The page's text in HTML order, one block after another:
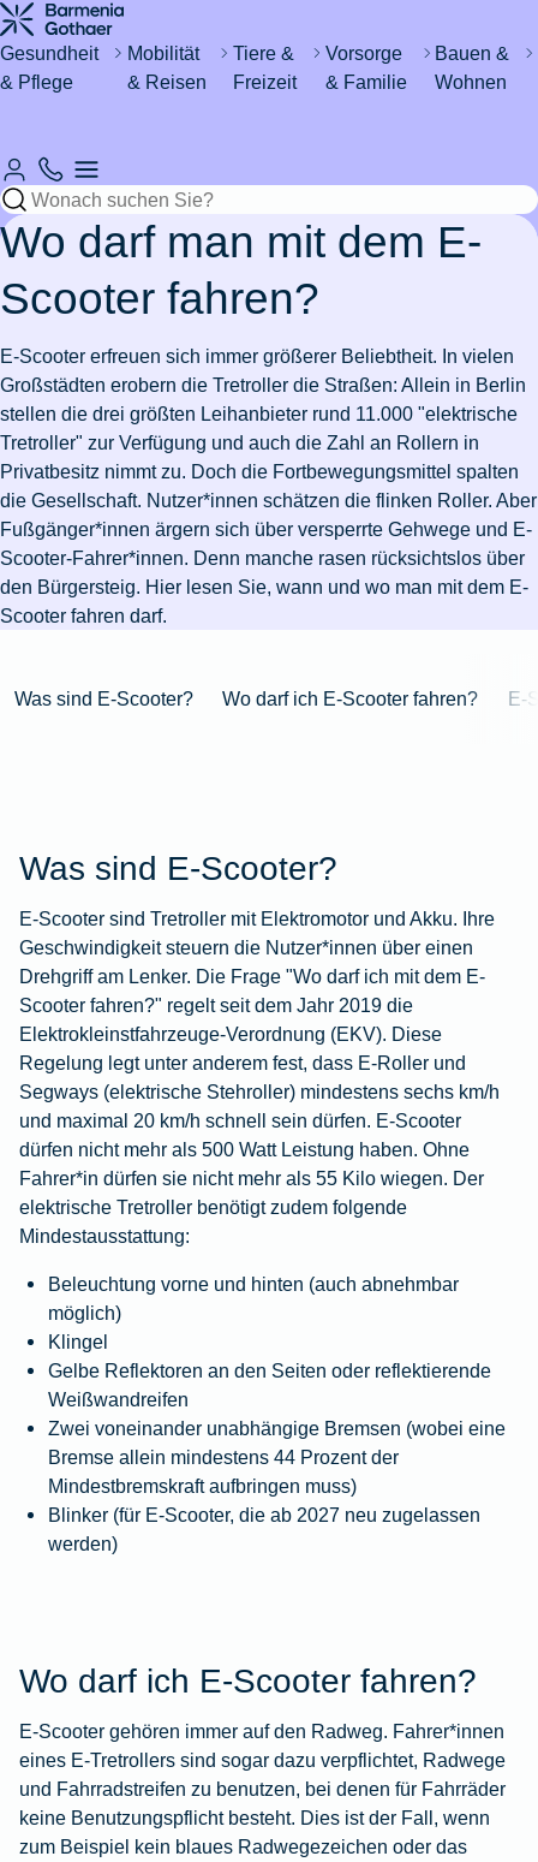
Gesundheit
& Pflege
Gesundheit
Mückenstiche
vermeiden
Burnout
Zur
Artikelübersicht
Lohnt
sich eine
Zahnzusatzversicherung?
7
Gründe
für
Zahnschmerzen
Wurzelbehandlung
Kieferorthopädie
Zur
Rund um's
Krankenhaus
Einzelzimmer
Krankenhaus
Rooming-
In
Zusatzversicherung
für's
Krankenhaus
Pflege
Pflegeantrag
Pflegegrad
Zur
Artikelübersicht
Fitness
Eisenmangel
Gesunde
Ernährung
im
Mobilität
& Reisen
&
Urlaub
Resturlaub
Skiurlaub
planen
Urlaub
mit
Kindern
Zur
Artikelübersicht
Automobil
eVB-
Nummer
Schadenfreiheitsklasse
Wo darf
man E-
Scooter
fahren?
Autoschutzbrief
Zur
Artikelübersicht
International
& Ausland
Leben
arbeiten
in der
Schweiz
Auswandern
in die
Niederlande
KFZ-
Ausland
Tiere &
Freizeit
Katze
Katzenschnupfen
bei
Wurmkur
bei
Katzen
Leukose
bei
Katzen
Mein
Hund
hat
Schokolade
Wie
alt
werden
Hunde?
Kastration
beim
Hund
beim
Artikelübersicht
Pferd
Fieber
Pferd
Zahnbehandlung
beim
Pferd
Pferdesprache
Insektenschutz
Gelände
Zur
Artikelübersicht
&
Drohnen
Bootsführerschein
Ehrenamt
Jagd
mieten
Vorsorge
& Familie
um's
Kind
Babys
Erstickungsgefahr
bei
Babys
Diabetes
bei
Kindern
Kindersicherheit
im
Herbst
Versicherungen
Sicher
Versicherungen
für
Azubis
für
Studierende
Versicherungen
für
Paare
Versicherungen
für
Versicherungen
Artikelübersicht
Bauen &
Wohnen
Haus &
Wohnen
was tun?
Wespennest
entfernen
Zur
Artikelübersicht
Rund um
Rohrverstopfung
ausgelaufen
Schlüssel
verloren
Zur
Artikelübersicht
Sicheres
Zuhause
Wertgegenstände
Zur
Artikelübersicht
Versicherungen
Wohngebäudeversicherung
von der
Steuer
absetzen
Versicherungsschutz
bei
Modernisierung
Artikelübersicht
Wo darf man mit dem E-
Scooter fahren?
E-Scooter erfreuen sich immer größerer Beliebtheit. In vielen
Großstädten erobern die Tretroller die Straßen: Allein in Berlin
stellen die drei größten Leihanbieter rund 11.000 "elektrische
Tretroller" zur Verfügung und auch die Zahl an Rollern in
Privatbesitz nimmt zu. Doch die Fortbewegungsmittel spalten
die Gesellschaft. Nutzer*innen schätzen die flinken Roller. Aber
Fußgänger*innen ärgern sich über versperrte Gehwege und E-
Scooter-Fahrer*innen. Denn manche rasen rücksichtslos über
den Bürgersteig. Hier lesen Sie, wann und wo man mit dem E-
Scooter fahren darf.
Was sind E-Scooter? Wo darf ich E-Scooter fahren? E-
Was sind E-Scooter?
E-Scooter sind Tretroller mit Elektromotor und Akku. Ihre
Geschwindigkeit steuern die Nutzer*innen über einen
Drehgriff am Lenker. Die Frage "Wo darf ich mit dem E-
Scooter fahren?" regelt seit dem Jahr 2019 die
Elektrokleinstfahrzeuge-Verordnung (EKV). Diese
Regelung legt unter anderem fest, dass E-Roller und
Segways (elektrische Stehroller) mindestens sechs km/h
und maximal 20 km/h schnell sein dürfen. E-Scooter
dürfen nicht mehr als 500 Watt Leistung haben. Ohne
Fahrer*in dürfen sie nicht mehr als 55 Kilo wiegen. Der
elektrische Tretroller benötigt zudem folgende
Mindestausstattung:
Beleuchtung vorne und hinten (auch abnehmbar
möglich)
Klingel
Gelbe Reflektoren an den Seiten oder reflektierende
Weißwandreifen
Zwei voneinander unabhängige Bremsen (wobei eine
Bremse allein mindestens 44 Prozent der
Mindestbremskraft aufbringen muss)
Blinker (für E-Scooter, die ab 2027 neu zugelassen
werden)
Wo darf ich E-Scooter fahren?
E-Scooter gehören immer auf den Radweg. Fahrer*innen
eines E-Tretrollers sind sogar dazu verpflichtet, Radwege
und Fahrradstreifen zu benutzen, bei denen für Fahrräder
keine Benutzungspflicht besteht. Dies ist der Fall, wenn
zum Beispiel kein blaues Radwegezeichen oder das